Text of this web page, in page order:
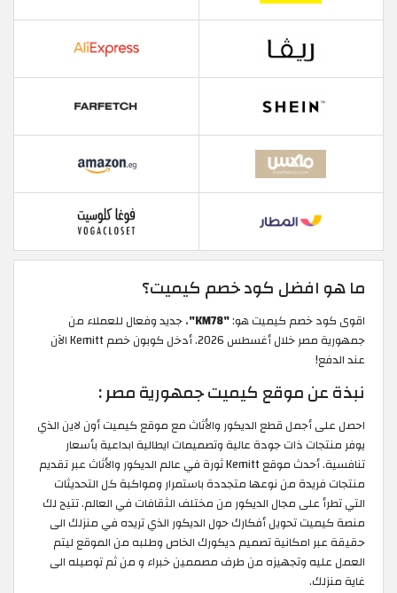
ما هو افضل كود خصم كيميت؟
اقوى كود خصم كيميت هو:"KM78"
، جديد وفعال للعملاء من
جمهورية مصر خلال أغسطس 2026. أدخل كوبون خصم Kemitt الآن
عند الدفع!
نبذة عن موقع كيميت جمهورية مصر :
احصل على أجمل قطع الديكور والأثاث مع موقع كيميت أون لاين الذي
يوفر منتجات ذات جودة عالية وتصميمات ايطالية ابداعية بأسعار
تنافسية. أحدث موقع Kemitt ثورة في عالم الديكور والأثاث عبر تقديم
منتجات فريدة من نوعها متجددة باستمرار ومواكبة كل التحديثات
التي تطرأ على مجال الديكور من مختلف الثقافات في العالم. تتيح لك
منصة كيميت تحويل أفكارك حول الديكور الذي تريده في منزلك الى
حقيقة عبر امكانية تصميم ديكورك الخاص وطلبه من الموقع ليتم
العمل عليه وتجهيزه من طرف مصممين خبراء و من ثم توصيله الى
غاية منزلك.